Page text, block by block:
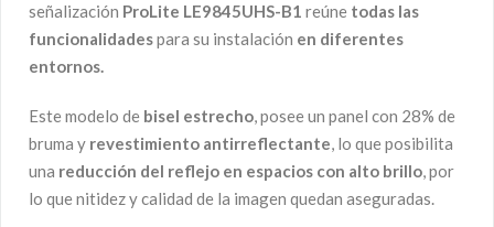
señalización ProLite LE9845UHS-B1 reúne todas las
funcionalidadespara su instalación en diferentes
entornos.
Este modelo de bisel estrecho, posee un panel con 28% de
bruma y revestimiento antirreflectante, lo que posibilita
una reducción del reflejo en espacios con alto brillo, por
lo que nitidez y calidad de la imagen quedan aseguradas.